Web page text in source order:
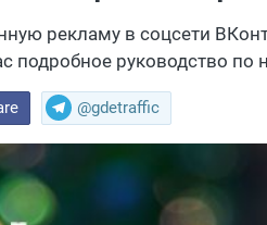
рекламу в соцсети
руководство по
@gdetraffic